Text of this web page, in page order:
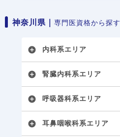
神奈川県｜ 専門医資格から探す
add_circle 内科系エリア
add_circle 腎臓内科系エリア
add_circle 呼吸器科系エリア
add_circle 耳鼻咽喉科系エリア